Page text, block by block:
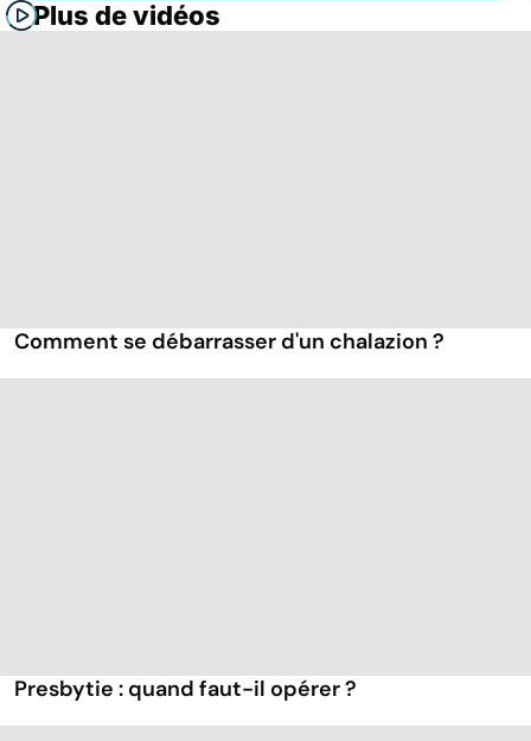
Plus de vidéos
Comment se débarrasser d'un chalazion ?
Presbytie : quand faut-il opérer ?